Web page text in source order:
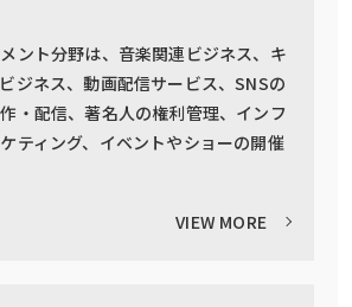
ント分野は、音楽関連ビジネス、キ
ジネス、動画配信サービス、SNSの
・配信、著名人の権利管理、インフ
ティング、イベントやショーの開催
VIEW MORE